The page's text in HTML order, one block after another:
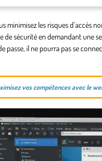
minimisez les risques d’accès
de sécurité en demandant une
passe, il ne pourra pas se
vos compétences avec le